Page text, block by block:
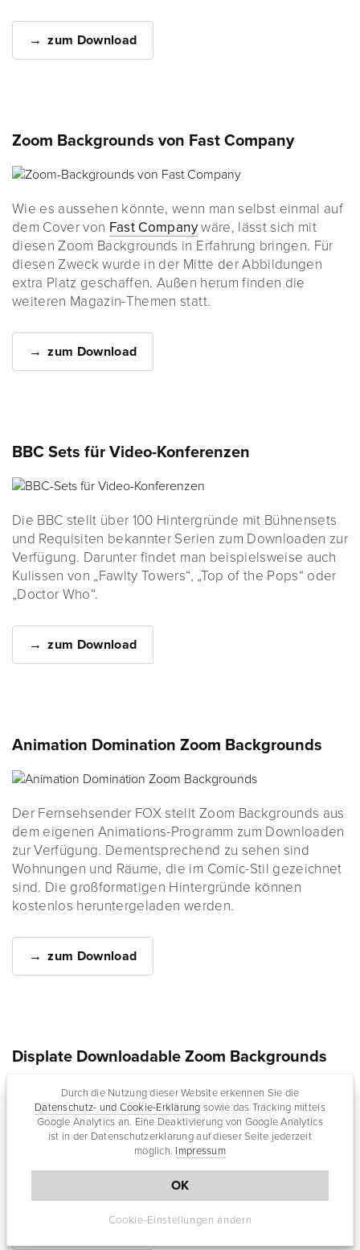
Durch die Nutzung dieser Website erkennen Sie die
Datenschutz- und Cookie-Erklärung sowie das Tracking mittels
Google Analytics an. Eine Deaktivierung von Google Analytics
ist in der Datenschutzerklärung auf dieser Seite jederzeit
möglich. Impressum
OK
Cookie-Einstellungen ändern
zum Download
Zoom Backgrounds von Fast Company
Wie es aussehen könnte, wenn man selbst einmal auf
dem Cover von Fast Companywäre, lässt sich mit
diesen Zoom Backgrounds in Erfahrung bringen. Für
diesen Zweck wurde in der Mitte der Abbildungen
extra Platz geschaffen. Außen herum finden die
weiteren Magazin-Themen statt.
zum Download
BBC Sets für Video-Konferenzen
Die BBC stellt über 100 Hintergründe mit Bühnensets
und Requisiten bekannter Serien zum Downloaden zur
Verfügung. Darunter findet man beispielsweise auch
Kulissen von „Fawlty Towers“, „Top of the Pops“ oder
„Doctor Who“.
zum Download
Animation Domination Zoom Backgrounds
Der Fernsehsender FOX stellt Zoom Backgrounds aus
dem eigenen Animations-Programm zum Downloaden
zur Verfügung. Dementsprechend zu sehen sind
Wohnungen und Räume, die im Comic-Stil gezeichnet
sind. Die großformatigen Hintergründe können
kostenlos heruntergeladen werden.
zum Download
Displate Downloadable Zoom Backgrounds
Displatebringt Kreatives an die Wände – infolge von
immer häufiger werdenden Videoanrufen auch an
virtuelle Wände. Eine Auswahl mit Postern gibt es
jetzt als Zoom-Hintergründe zum Downloaden.